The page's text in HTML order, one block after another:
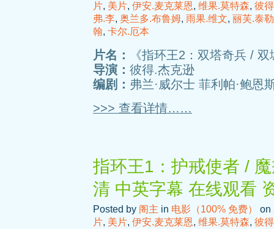
片, 美片, 伊安.麦克莱恩, 维果.莫特森, 彼
弗.李, 奥兰多.布鲁姆, 雨果.维文, 丽芙.泰勒
翰, 卡尔.厄本
片名：
《指环王2：双塔奇兵 /
导演： 彼得.杰克逊
编剧： 弗兰·威尔士 菲利帕·鲍
>>> 查看详情……
指环王1：护戒使者 /
清 中英字幕 在线观看
Posted by 阁主 in 电影（100% 免费）
on
片, 美片, 伊安.麦克莱恩, 维果.莫特森, 彼